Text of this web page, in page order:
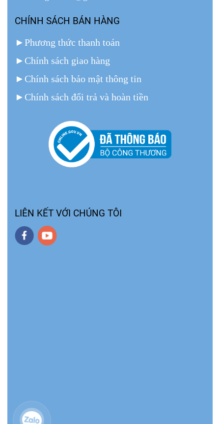
CHÍNH SÁCH BÁN HÀNG
►Phương thức thanh toán
► Chính sách giao hàng
► Chính sách bảo mật thông tin
► Chính sách đổi trả và hoàn tiền
LIÊN KẾT VỚI CHÚNG TÔI